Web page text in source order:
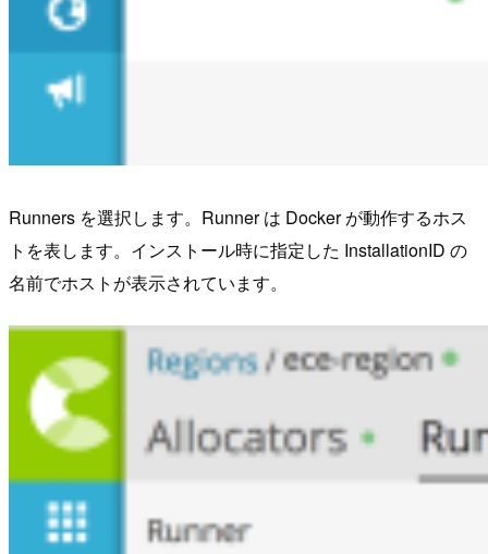
Runners を選択します。Runner は Docker が動作するホス
トを表します。インストール時に指定した InstallationID の
名前でホストが表示されています。